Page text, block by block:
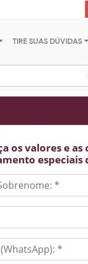
TIRE SUAS DÚVIDAS
os valores e as
especiais